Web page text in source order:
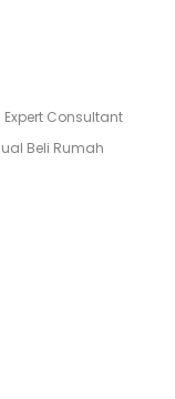
Expert Consultant
Beli Rumah